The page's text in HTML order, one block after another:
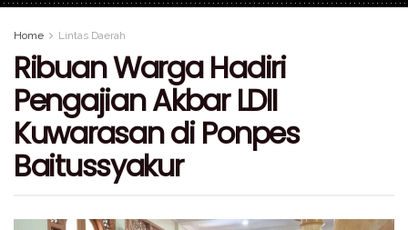
Home Lintas Daerah
Ribuan Warga Hadiri
Pengajian Akbar LDII
Kuwarasan di Ponpes
Baitussyakur